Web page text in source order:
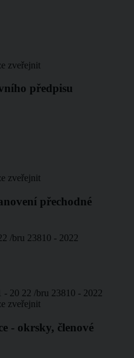
zveřejnit
předpisu
zveřejnit
přechodné
/bru 23810 - 2022
20 22 /bru 23810 - 2022
zveřejnit
- okrsky, členové